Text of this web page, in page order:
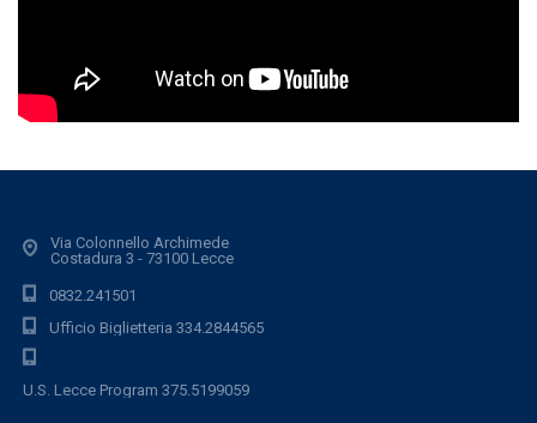
Via Colonnello Archimede
Costadura 3 - 73100 Lecce
0832.241501
Ufficio Biglietteria 334.2844565
U.S. Lecce Program 375.5199059